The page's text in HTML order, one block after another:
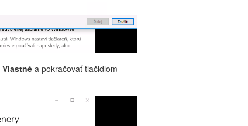
Vlastné a pokračovať tlačidlom